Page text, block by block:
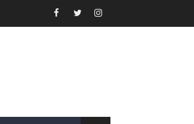
en salud
"Es ignorancia supina"